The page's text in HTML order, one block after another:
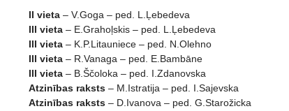
II vieta – V.Goga – ped. L.Ļebedeva
III vieta – E.Grahoļskis – ped. L.Ļebedeva
III vieta – K.P.Litauniece – ped. N.Olehno
III vieta – R.Vanaga – ped. E.Bambāne
III vieta – B.Ščoloka – ped. I.Zdanovska
Atzinības raksts – M.Istratija – ped. I.Sajevska
Atzinības raksts – D.Ivanova – ped. G.Starožicka